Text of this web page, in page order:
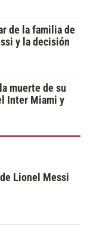
de la familia de
y la decisión
muerte de su
Inter Miami y
Lionel Messi